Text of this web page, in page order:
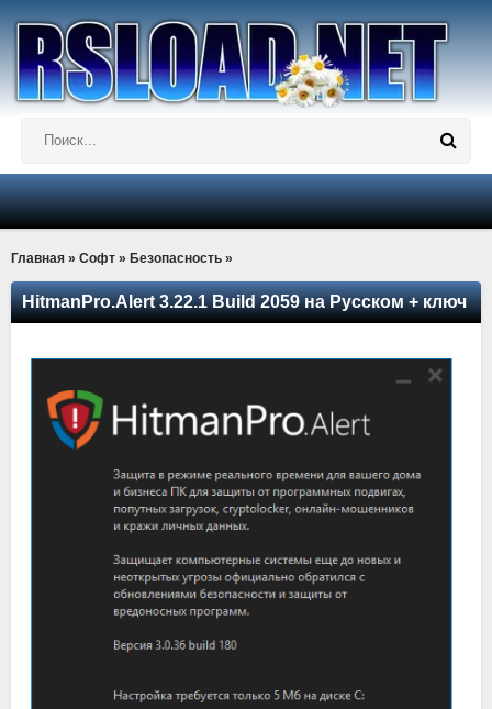
Главная » Софт » Безопасность »
HitmanPro.Alert 3.22.1 Build 2059 на Русском + ключ